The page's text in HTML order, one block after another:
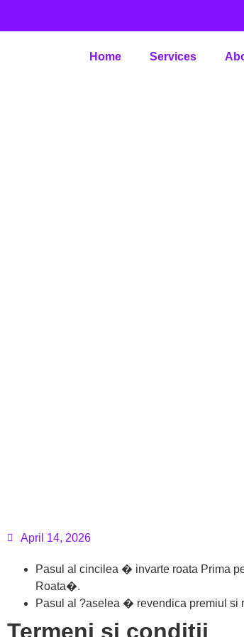
Home Services
April 14, 2026
Pasul al cincilea � invarte roata Prima
Roata�.
Pasul al ?aselea � revendica premiul si
Termeni si conditii